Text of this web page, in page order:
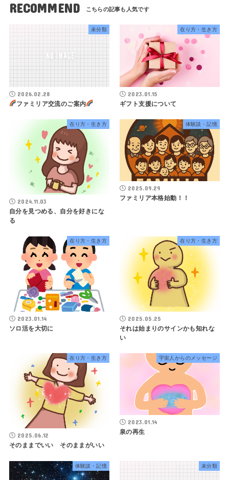
RECOMMEND
未分類
2026.02.28
ファミリア交流のご案内
在り方・生き方
2023.01.15
ギフト支援について
在り方・生き方
2024.11.03
自分を見つめる、自分を好きにな
る
体験談・記憶
2025.09.29
ファミリア本格始動！！
在り方・生き方
2023.01.14
ソロ活を大切に
在り方・生き方
2025.05.25
それは始まりのサインかも知れな
い
在り方・生き方
2025.06.12
そのままでいい そのままがいい
宇宙人からのメッセージ
2023.01.14
泉の再生
体験談・記憶 未分類